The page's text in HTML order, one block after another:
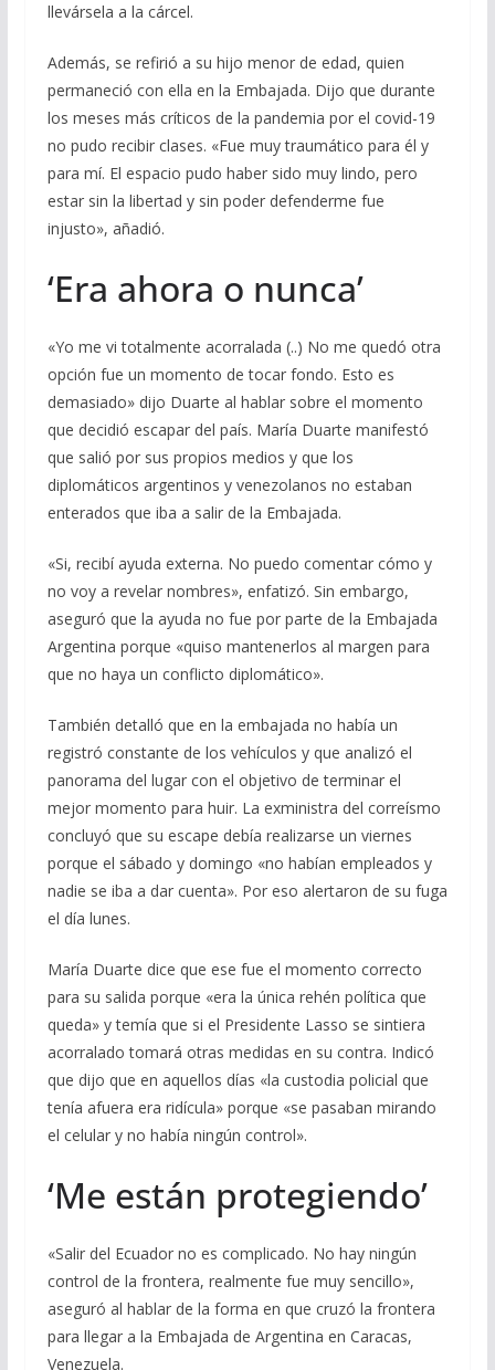
llevársela a la cárcel.
Además, se refirió a su hijo menor de edad, quien
permaneció con ella en la Embajada. Dijo que durante
los meses más críticos de la pandemia por el covid-19
no pudo recibir clases. «Fue muy traumático para él y
para mí. El espacio pudo haber sido muy lindo, pero
estar sin la libertad y sin poder defenderme fue
injusto», añadió.
‘Era ahora o nunca’
«Yo me vi totalmente acorralada (..) No me quedó otra
opción fue un momento de tocar fondo. Esto es
demasiado» dijo Duarte al hablar sobre el momento
que decidió escapar del país. María Duarte manifestó
que salió por sus propios medios y que los
diplomáticos argentinos y venezolanos no estaban
enterados que iba a salir de la Embajada.
«Si, recibí ayuda externa. No puedo comentar cómo y
no voy a revelar nombres», enfatizó. Sin embargo,
aseguró que la ayuda no fue por parte de la Embajada
Argentina porque «quiso mantenerlos al margen para
que no haya un conflicto diplomático».
También detalló que en la embajada no había un
registró constante de los vehículos y que analizó el
panorama del lugar con el objetivo de terminar el
mejor momento para huir. La exministra del correísmo
concluyó que su escape debía realizarse un viernes
porque el sábado y domingo «no habían empleados y
nadie se iba a dar cuenta». Por eso alertaron de su fuga
el día lunes.
María Duarte dice que ese fue el momento correcto
para su salida porque «era la única rehén política que
queda» y temía que si el Presidente Lasso se sintiera
acorralado tomará otras medidas en su contra. Indicó
que dijo que en aquellos días «la custodia policial que
tenía afuera era ridícula» porque «se pasaban mirando
el celular y no había ningún control».
‘Me están protegiendo’
«Salir del Ecuador no es complicado. No hay ningún
control de la frontera, realmente fue muy sencillo»,
aseguró al hablar de la forma en que cruzó la frontera
para llegar a la Embajada de Argentina en Caracas,
Venezuela.